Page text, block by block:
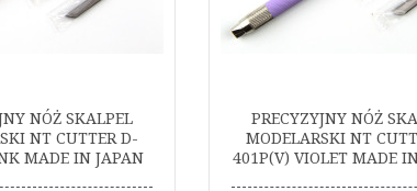
NÓŻ SKALPEL
NT CUTTER D-
MADE IN JAPAN
PRECYZYJNY NÓŻ
MODELARSKI NT
401P(V) VIOLET MADE